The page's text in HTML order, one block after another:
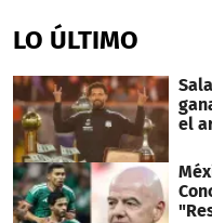
of
2
2
seconds
LO ÚLTIMO
el